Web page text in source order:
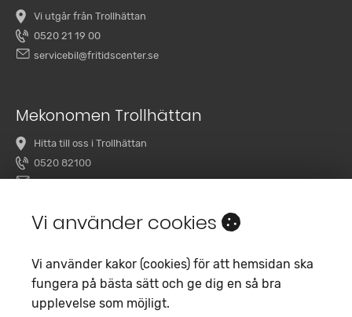
Vi utgår från Trollhättan
0520 21 19 00
servicebil@fritidscenter.se
Mekonomen Trollhättan
Hitta till oss i Trollhättan
0520 82100
overby@mekonomenbilverkstad.se
Copyright 2020 Fritidscenter
Vi använder cookies
Vi använder kakor (cookies) för att hemsidan ska
fungera på bästa sätt och ge dig en så bra
upplevelse som möjligt.